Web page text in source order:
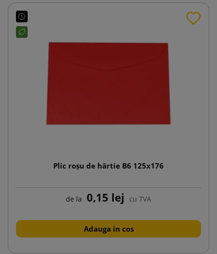
Plic roșu de hârtie B6 125x176
de la 0,15 lej cu TVA
Adauga in cos